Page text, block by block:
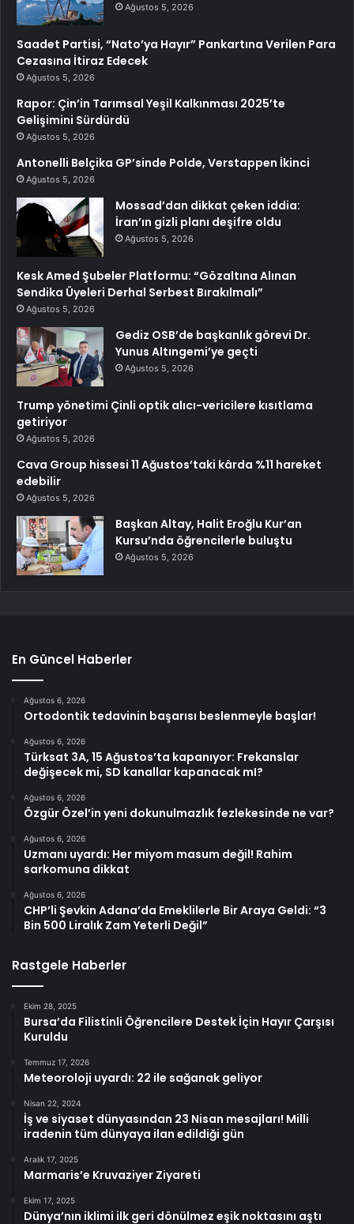
Ağustos 5, 2026
Saadet Partisi, “Nato’ya Hayır” Pankartına Verilen Para
Cezasına İtiraz Edecek
Ağustos 5, 2026
Rapor: Çin’in Tarımsal Yeşil Kalkınması 2025’te
Gelişimini Sürdürdü
Ağustos 5, 2026
Antonelli Belçika GP’sinde Polde, Verstappen İkinci
Ağustos 5, 2026
Mossad’dan dikkat çeken iddia:
İran’ın gizli planı deşifre oldu
Ağustos 5, 2026
Kesk Amed Şubeler Platformu: “Gözaltına Alınan
Sendika Üyeleri Derhal Serbest Bırakılmalı”
Ağustos 5, 2026
Gediz OSB’de başkanlık görevi Dr.
Yunus Altıngemi’ye geçti
Ağustos 5, 2026
Trump yönetimi Çinli optik alıcı-vericilere kısıtlama
getiriyor
Ağustos 5, 2026
Cava Group hissesi 11 Ağustos’taki kârda %11 hareket
edebilir
Ağustos 5, 2026
Başkan Altay, Halit Eroğlu Kur’an
Kursu’nda öğrencilerle buluştu
Ağustos 5, 2026
En Güncel Haberler
Ağustos 6, 2026
Ortodontik tedavinin başarısı beslenmeyle başlar!
Ağustos 6, 2026
Türksat 3A, 15 Ağustos’ta kapanıyor: Frekanslar
değişecek mi, SD kanallar kapanacak mI?
Ağustos 6, 2026
Özgür Özel’in yeni dokunulmazlık fezlekesinde ne var?
Ağustos 6, 2026
Uzmanı uyardı: Her miyom masum değil! Rahim
sarkomuna dikkat
Ağustos 6, 2026
CHP’li Şevkin Adana’da Emeklilerle Bir Araya Geldi: “3
Bin 500 Liralık Zam Yeterli Değil”
Rastgele Haberler
Ekim 28, 2025
Bursa’da Filistinli Öğrencilere Destek İçin Hayır Çarşısı
Kuruldu
Temmuz 17, 2026
Meteoroloji uyardı: 22 ile sağanak geliyor
Nisan 22, 2024
İş ve siyaset dünyasından 23 Nisan mesajları! Milli
iradenin tüm dünyaya ilan edildiği gün
Aralık 17, 2025
Marmaris’e Kruvaziyer Ziyareti
Ekim 17, 2025
Dünya’nın iklimi ilk geri dönülmez eşik noktasını aştı